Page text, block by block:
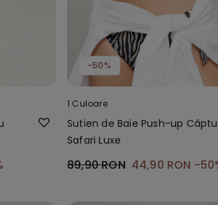
-50%
1 Culoare
Sutien de Baie Push-up
Safari Luxe
89,90 RON 44,90 RON -